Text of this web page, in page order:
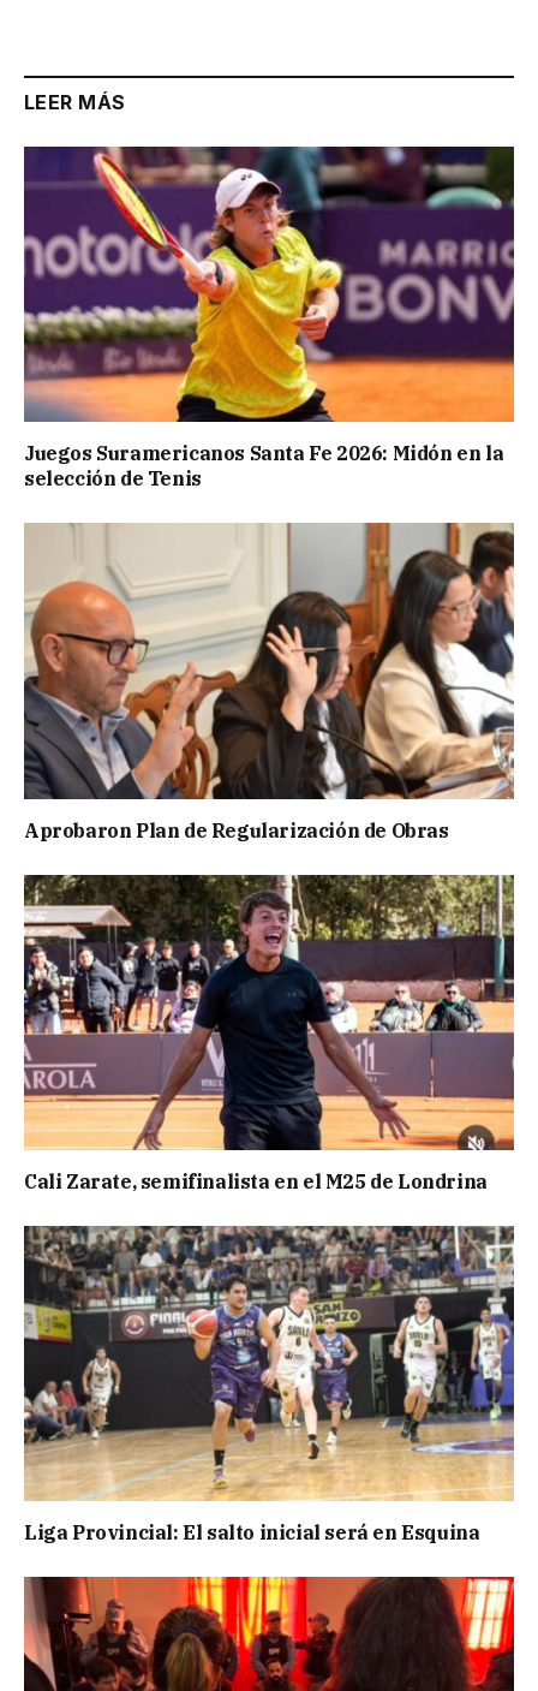
LEER MÁS
Juegos Suramericanos Santa Fe 2026: Midón en la
selección de Tenis
Aprobaron Plan de Regularización de Obras
Cali Zarate, semifinalista en el M25 de Londrina
Liga Provincial: El salto inicial será en Esquina